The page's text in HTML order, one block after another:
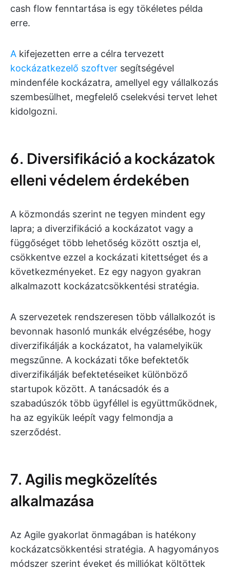
cash flow fenntartása is egy tökéletes példa
erre.
A kifejezetten erre a célra tervezett
kockázatkezelő szoftver segítségével
mindenféle kockázatra, amellyel egy vállalkozás
szembesülhet, megfelelő cselekvési tervet lehet
kidolgozni.
6. Diversifikáció a kockázatok
elleni védelem érdekében
A közmondás szerint ne tegyen mindent egy
lapra; a diverzifikáció a kockázatot vagy a
függőséget több lehetőség között osztja el,
csökkentve ezzel a kockázati kitettséget és a
következményeket. Ez egy nagyon gyakran
alkalmazott kockázatcsökkentési stratégia.
A szervezetek rendszeresen több vállalkozót is
bevonnak hasonló munkák elvégzésébe, hogy
diverzifikálják a kockázatot, ha valamelyikük
megszűnne. A kockázati tőke befektetők
diverzifikálják befektetéseiket különböző
startupok között. A tanácsadók és a
szabadúszók több ügyféllel is együttműködnek,
ha az egyikük leépít vagy felmondja a
szerződést.
7. Agilis megközelítés
alkalmazása
Az Agile gyakorlat önmagában is hatékony
kockázatcsökkentési stratégia. A hagyományos
módszer szerint éveket és milliókat költöttek